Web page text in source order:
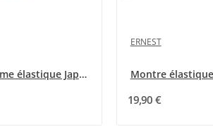
Montre femme élastique Japonaise Ernest E64001-009
ERNEST
19,90 €